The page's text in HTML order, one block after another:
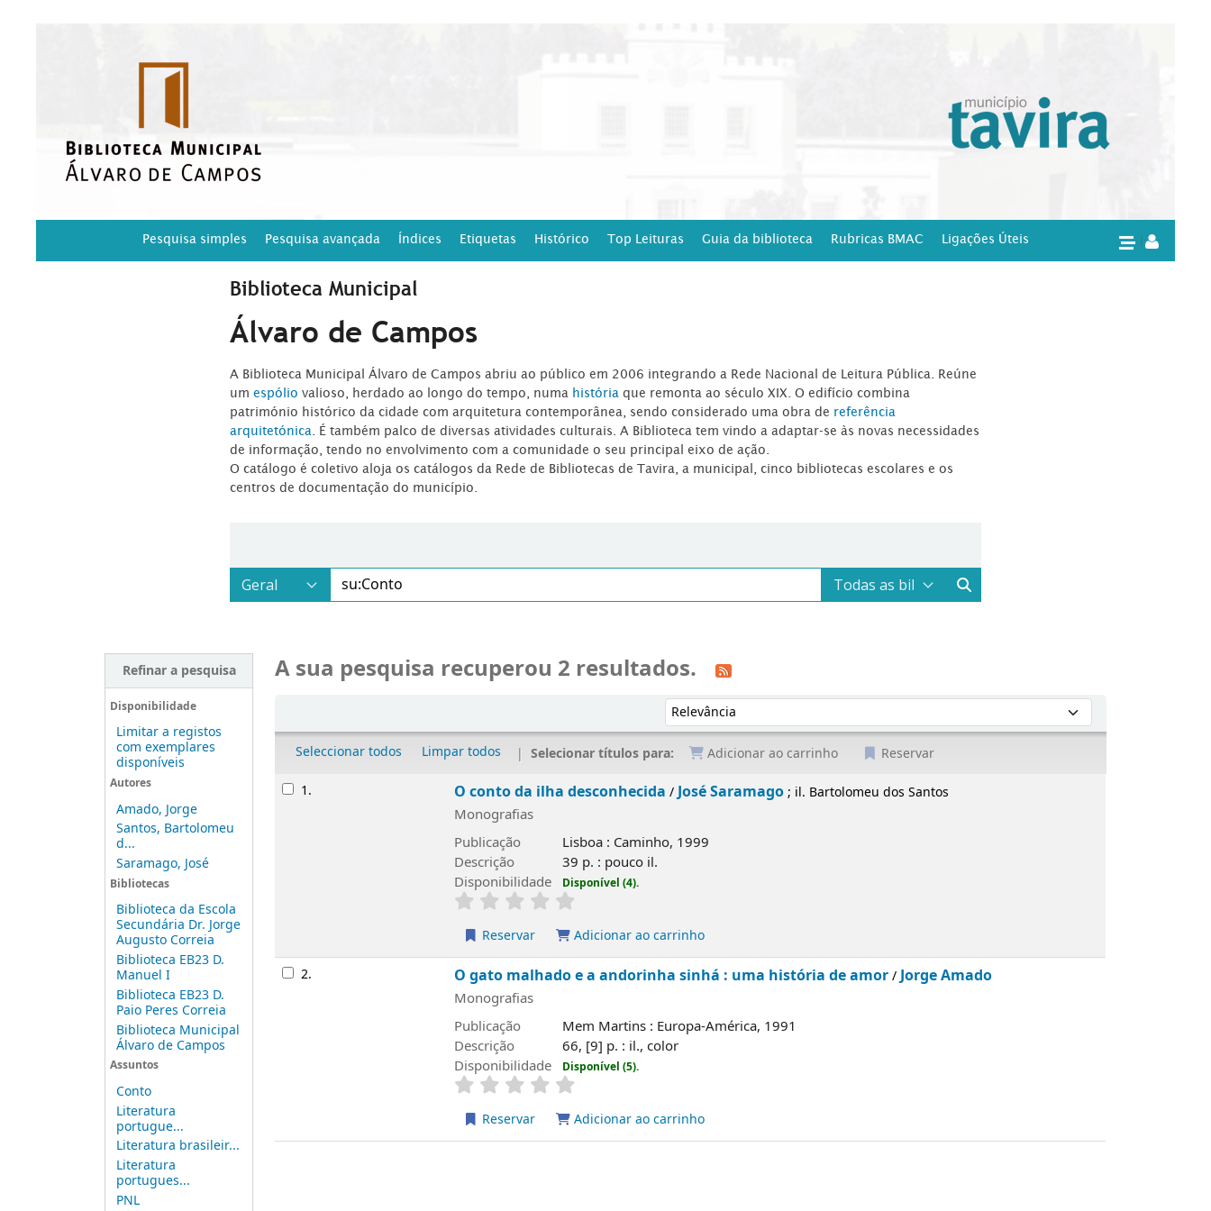
Pesquisa simples Pesquisa avançada Índices Etiquetas Histórico Top Leituras Guia da biblioteca Rubricas BMAC Ligações Úteis
Biblioteca Municipal
Álvaro de Campos
A Biblioteca Municipal Álvaro de Campos abriu ao público em 2006 integrando a Rede Nacional de Leitura Pública. Reúne
um espólio valioso, herdado ao longo do tempo, numa história que remonta ao século XIX. O edifício combina
património histórico da cidade com arquitetura contemporânea, sendo considerado uma obra de referência
arquitetónica . É também palco de diversas atividades culturais. A Biblioteca tem vindo a adaptar-se às novas necessidades
de informação, tendo no envolvimento com a comunidade o seu principal eixo de ação.
O catálogo é coletivo aloja os catálogos da Rede de Bibliotecas de Tavira, a municipal, cinco bibliotecas escolares e os
centros de documentação do município.
Refinar a pesquisa
Disponibilidade
Limitar a registos
com exemplares
disponíveis
Autores
Amado, Jorge
Santos, Bartolomeu
d...
Saramago, José
Bibliotecas
Biblioteca da Escola
Secundária Dr. Jorge
Augusto Correia
Biblioteca EB23 D.
Manuel I
Biblioteca EB23 D.
Paio Peres Correia
Biblioteca Municipal
Álvaro de Campos
Assuntos
Conto
Literatura
portugue...
Literatura brasileir...
Literatura
portugues...
PNL
A sua pesquisa recuperou 2 resultados.
Ordenar por:
Seleccionar todos Limpar todos Selecionar títulos para: Adicionar ao carrinho Reservar
Resultados
1. O conto da ilha desconhecida /José Saramago; il. Bartolomeu dos Santos
Monografias
Publicação
Lisboa : Caminho, 1999
Descrição
39 p. : pouco il.
Disponibilidade
Disponível (4).
Reservar Adicionar ao carrinho
2. O gato malhado e a andorinha sinhá : uma história de amor/Jorge Amado
Monografias
Publicação
Mem Martins : Europa-América, 1991
Descrição
66, [9] p. : il., color
Disponibilidade
Disponível (5).
Reservar Adicionar ao carrinho